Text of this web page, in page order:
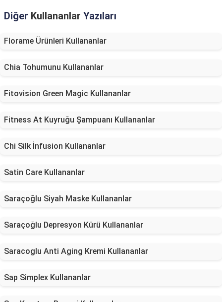
Diğer Kullananlar Yazıları
Florame Ürünleri Kullananlar
Chia Tohumunu Kullananlar
Fitovision Green Magic Kullananlar
Fitness At Kuyruğu Şampuanı Kullananlar
Chi Silk İnfusion Kullananlar
Satin Care Kullananlar
Saraçoğlu Siyah Maske Kullananlar
Saraçoğlu Depresyon Kürü Kullananlar
Saracoglu Anti Aging Kremi Kullananlar
Sap Simplex Kullananlar